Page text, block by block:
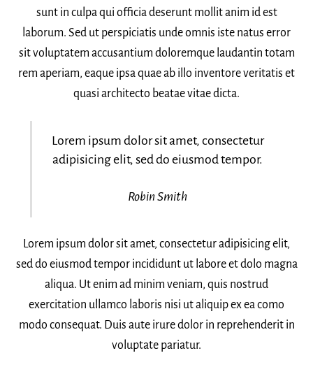
sunt in culpa qui officia deserunt mollit anim id est
laborum. Sed ut perspiciatis unde omnis iste natus error
sit voluptatem accusantium doloremque laudantin totam
rem aperiam, eaque ipsa quae ab illo inventore veritatis et
quasi architecto beatae vitae dicta.
Lorem ipsum dolor sit amet, consectetur
adipisicing elit, sed do eiusmod tempor.
Robin Smith
Lorem ipsum dolor sit amet, consectetur adipisicing elit,
sed do eiusmod tempor incididunt ut labore et dolo magna
aliqua. Ut enim ad minim veniam, quis nostrud
exercitation ullamco laboris nisi ut aliquip ex ea como
modo consequat. Duis aute irure dolor in reprehenderit in
voluptate pariatur.